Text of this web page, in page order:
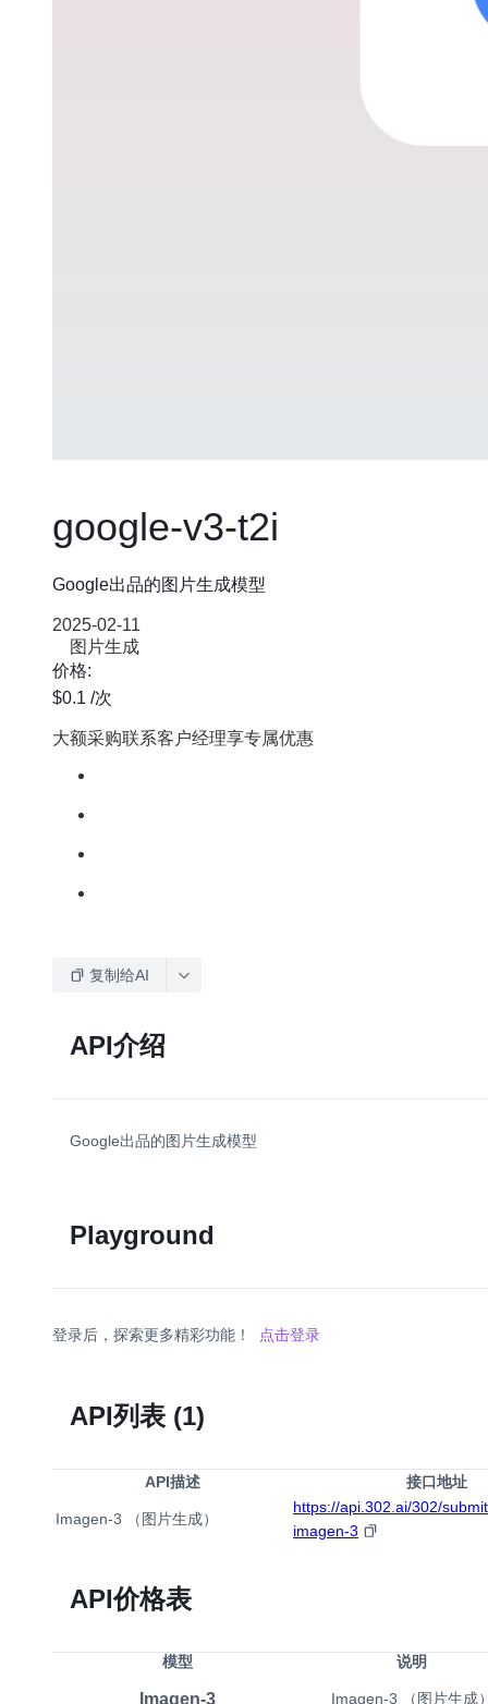
google-v3-t2i
Google出品的图片生成模型
2025-02-11
图片生成
价格:
$0.1 /次
大额采购联系客户经理享专属优惠
复制给AI
API介绍
Google出品的图片生成模型
Playground
登录后，探索更多精彩功能！ 点击登录
API列表 (1)
API描述 接口地址
Imagen-3 （图片生成）
https://api.302.ai/302/
imagen-3
API价格表
模型 说明
Imagen-3 Imagen-3 （图片生成